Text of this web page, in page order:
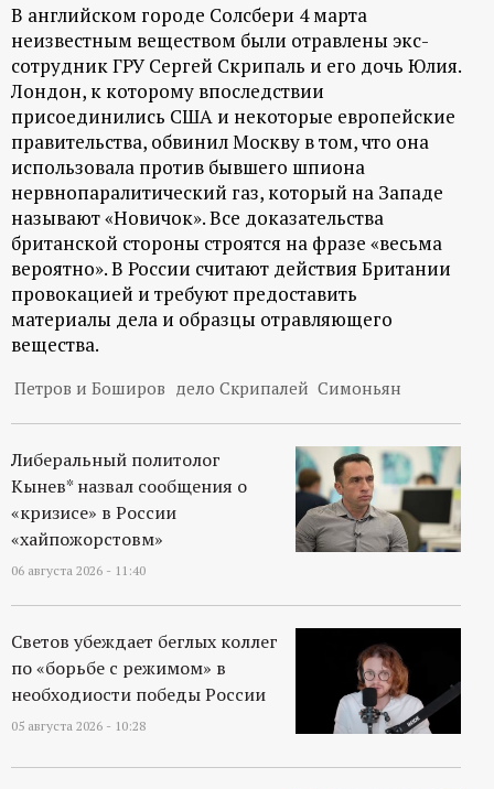
В английском городе Солсбери 4 марта
неизвестным веществом были отравлены экс-
сотрудник ГРУ Сергей Скрипаль и его дочь Юлия.
Лондон, к которому впоследствии
присоединились США и некоторые европейские
правительства, обвинил Москву в том, что она
использовала против бывшего шпиона
нервнопаралитический газ, который на Западе
называют «Новичок». Все доказательства
британской стороны строятся на фразе «весьма
вероятно». В России считают действия Британии
провокацией и требуют предоставить
материалы дела и образцы отравляющего
вещества.
Петров и Боширов дело Скрипалей Симоньян
Либеральный политолог
Кынев* назвал сообщения о
«кризисе» в России
«хайпожорстовм»
06 августа 2026 - 11:40
Светов убеждает беглых коллег
по «борьбе с режимом» в
необходиости победы России
05 августа 2026 - 10:28